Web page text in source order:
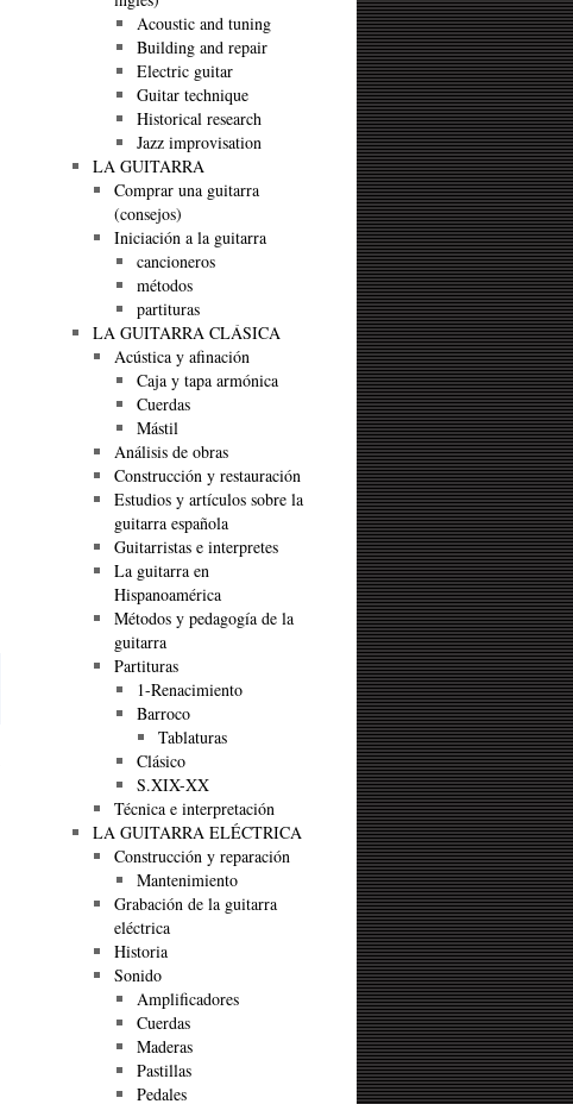
Acoustic and tuning
Building and repair
Electric guitar
Guitar technique
Historical research
Jazz improvisation
LA GUITARRA
Comprar una guitarra
(consejos)
Iniciación a la guitarra
cancioneros
métodos
partituras
LA GUITARRA CLÁSICA
Acústica y afinación
Caja y tapa armónica
Cuerdas
Mástil
Análisis de obras
Construcción y restauración
Estudios y artículos sobre la
guitarra española
Guitarristas e interpretes
La guitarra en
Hispanoamérica
Métodos y pedagogía de la
guitarra
Partituras
1-Renacimiento
Barroco
Tablaturas
Clásico
S.XIX-XX
Técnica e interpretación
LA GUITARRA ELÉCTRICA
Construcción y reparación
Mantenimiento
Grabación de la guitarra
eléctrica
Historia
Sonido
Amplificadores
Cuerdas
Maderas
Pastillas
Pedales